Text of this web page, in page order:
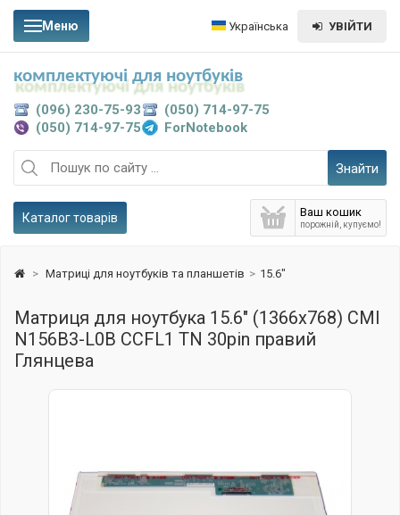
Меню Українська УВІЙТИ
Знайти
Ваш кошик
порожній, купуємо!
Каталог товарів
(096) 230-75-93
(050) 714-97-75
(050) 714-97-75
ForNotebook
комплектуючі для ноутбуків
> Матриці для ноутбуків та планшетів > 15.6"
Матриця для ноутбука 15.6" (1366x768) CMI
N156B3-L0B CCFL1 TN 30pin правий
Глянцева